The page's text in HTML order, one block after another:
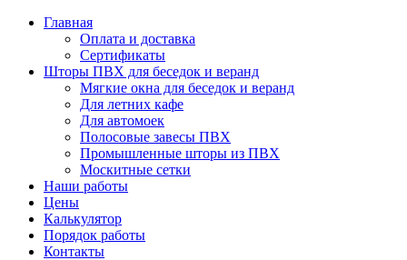
Главная
Оплата и доставка
Сертификаты
Шторы ПВХ для беседок и веранд
Мягкие окна для беседок и веранд
Для летних кафе
Для автомоек
Полосовые завесы ПВХ
Промышленные шторы из ПВХ
Москитные сетки
Наши работы
Цены
Калькулятор
Порядок работы
Контакты